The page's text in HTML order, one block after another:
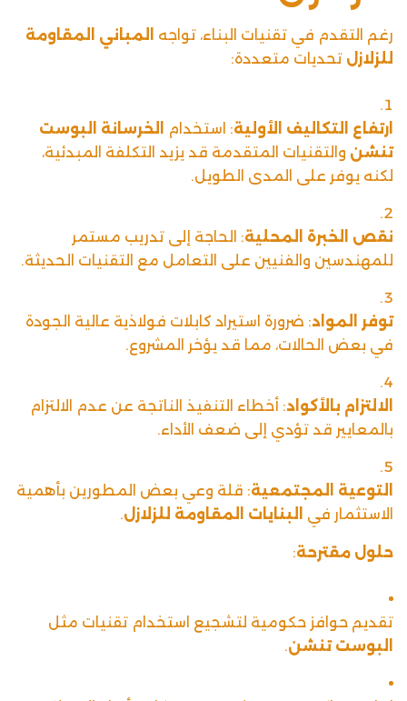
رغم التقدم في تقنيات البناء، تواجه
المباني المقاومة
للزلازل تحديات متعددة:
ارتفاع التكاليف الأولية: استخدام
الخرسانة البوست
تنشن والتقنيات المتقدمة قد يزيد التكلفة المبدئية،
لكنه يوفر على المدى الطويل.
نقص الخبرة المحلية: الحاجة إلى تدريب مستمر
للمهندسين والفنيين على التعامل مع التقنيات الحديثة.
توفر المواد: ضرورة استيراد كابلات فولاذية عالية الجودة
في بعض الحالات، مما قد يؤخر المشروع.
الالتزام بالأكواد: أخطاء التنفيذ الناتجة عن عدم الالتزام
بالمعايير قد تؤدي إلى ضعف الأداء.
التوعية المجتمعية: قلة وعي بعض المطورين بأهمية
الاستثمار في
البنايات المقاومة للزلازل.
حلول مقترحة:
تقديم حوافز حكومية لتشجيع استخدام تقنيات مثل
البوست تنشن.